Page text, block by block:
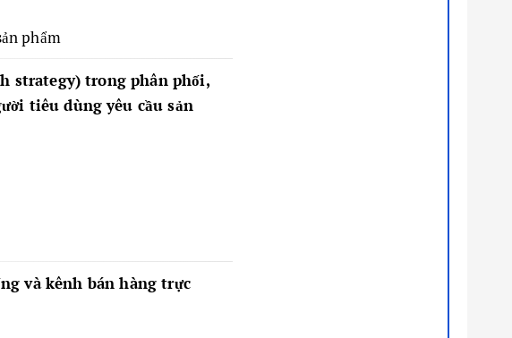
phẩm
strategy) trong phân phối,
tiêu dùng yêu cầu sản
và kênh bán hàng trực